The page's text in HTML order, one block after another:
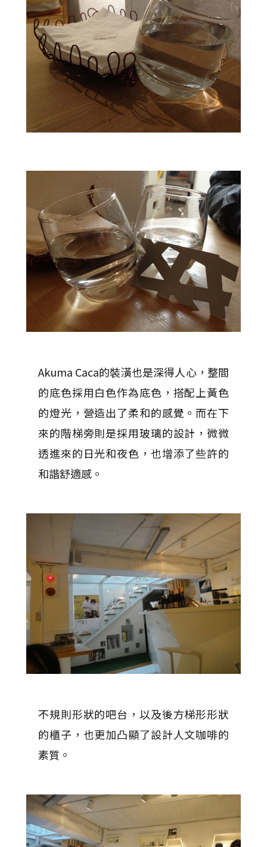
Akuma Caca的裝潢也是深得人心，整間
的底色採用白色作為底色，搭配上黃色
的燈光，營造出了柔和的感覺。而在下
來的階梯旁則是採用玻璃的設計，微微
透進來的日光和夜色，也增添了些許的
和諧舒適感。
不規則形狀的吧台，以及後方梯形形狀
的櫃子，也更加凸顯了設計人文咖啡的
素質。